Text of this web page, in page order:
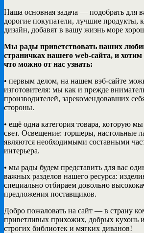
Наша основная задача — подобрать для
дорогие покупатели, лучшие продукты,
дизайн, добавят в вашу жизнь море
Мы рады приветствовать наших
страничках нашего web-сайта, и
что можно от нас узнать:
• первым делом, на нашем вэб-сайте
изготовителя: мы как и прежде
производителей, зарекомендовавших
стороны.
• ещё одна категория товара, которую
свет. Освещение: торшеры, настольные
являются необходимыми составными
интерьера.
• мы рады будем представить для вас
важных разделов нашего ресурса:
специально отбираем довольно
предложения поставщиков.
Добро пожаловать на сайт — в страну
приветливых прихожих, добрых кухонь
строгих библиотек и мягких диванов!